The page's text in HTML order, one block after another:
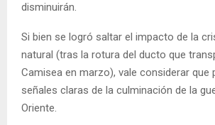
disminuirán.
Si bien se logró saltar el impacto de la
natural (tras la rotura del ducto que
Camisea en marzo), vale considerar que
señales claras de la culminación de la
Oriente.